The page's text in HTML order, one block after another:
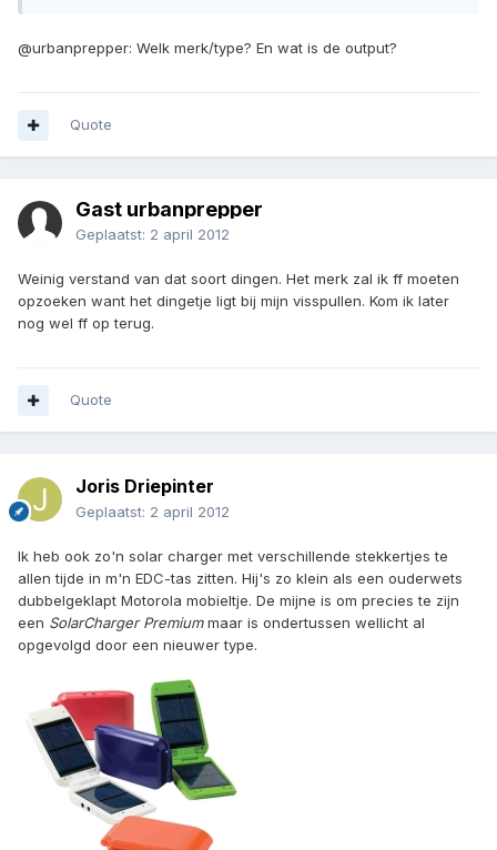
@urbanprepper: Welk merk/type? En wat is de output?
Quote
Gast urbanprepper
Geplaatst: 2 april 2012
Weinig verstand van dat soort dingen. Het merk zal ik ff moeten
opzoeken want het dingetje ligt bij mijn visspullen. Kom ik later
nog wel ff op terug.
Quote
Joris Driepinter
Geplaatst: 2 april 2012
Ik heb ook zo'n solar charger met verschillende stekkertjes te
allen tijde in m'n EDC-tas zitten. Hij's zo klein als een ouderwets
dubbelgeklapt Motorola mobieltje. De mijne is om precies te zijn
een SolarCharger Premiummaar is ondertussen wellicht al
opgevolgd door een nieuwer type.